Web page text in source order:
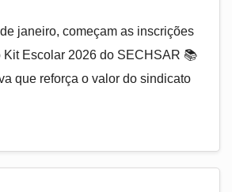
janeiro, começam as inscrições
Kit Escolar 2026 do SECHSAR 📚
que reforça o valor do sindicato